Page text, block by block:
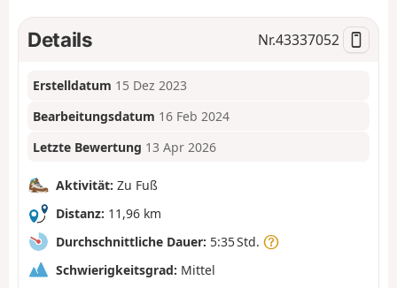
Details Nr.43337052
Erstelldatum 15 Dez 2023
Bearbeitungsdatum 16 Feb 2024
Letzte Bewertung 13 Apr 2026
Aktivität: Zu Fuß
Distanz: 11,96 km
Durchschnittliche Dauer: 5:35 Std.
Schwierigkeitsgrad: Mittel